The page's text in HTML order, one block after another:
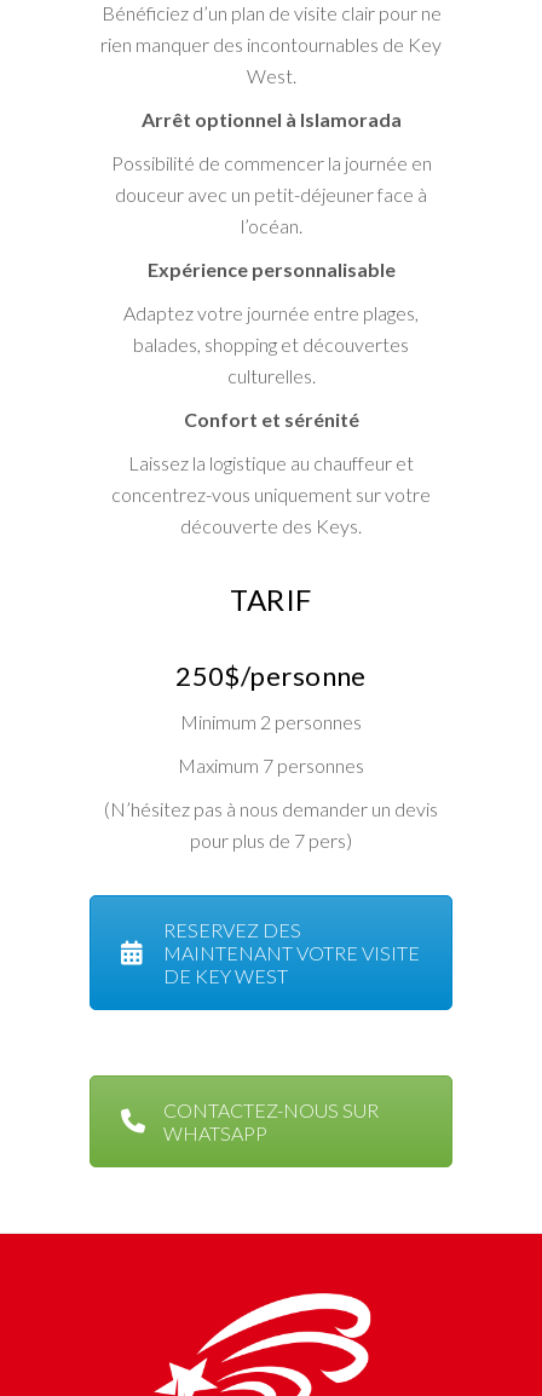
Bénéficiez d’un plan de visite clair pour ne
rien manquer des incontournables de Key
West.
Arrêt optionnel à Islamorada
Possibilité de commencer la journée en
douceur avec un petit-déjeuner face à
l’océan.
Expérience personnalisable
Adaptez votre journée entre plages,
balades, shopping et découvertes
culturelles.
Confort et sérénité
Laissez la logistique au chauffeur et
concentrez-vous uniquement sur votre
découverte des Keys.
TARIF
250$/personne
Minimum 2 personnes
Maximum 7 personnes
(N’hésitez pas à nous demander un devis
pour plus de 7 pers)
RESERVEZ DES
MAINTENANT VOTRE VISITE
DE KEY WEST
CONTACTEZ-NOUS SUR
WHATSAPP